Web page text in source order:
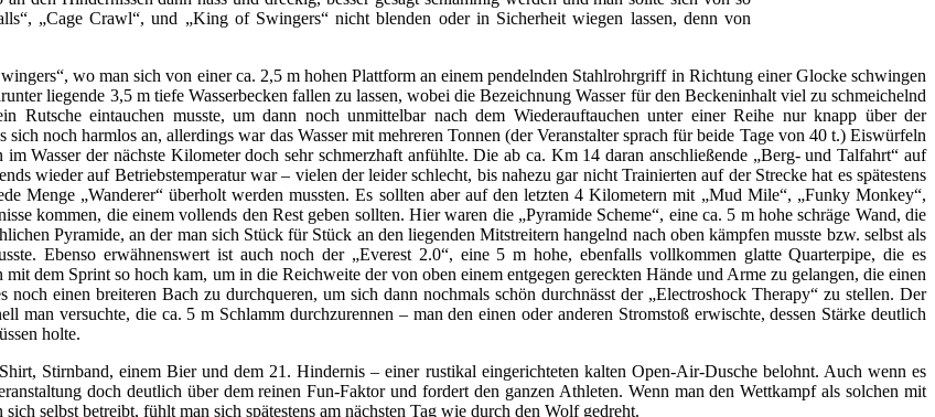
„Cage Crawl“, und „King of Swingers“ nicht blenden oder in Sicherheit wiegen lassen, denn von
wo man sich von einer ca. 2,5 m hohen Plattform an einem pendelnden Stahlrohrgriff in Richtung einer Glocke schwingen
liegende 3,5 m tiefe Wasserbecken fallen zu lassen, wobei die Bezeichnung Wasser für den Beckeninhalt viel zu schmeichelnd
Rutsche eintauchen musste, um dann noch unmittelbar nach dem Wiederauftauchen unter einer Reihe nur knapp über der
noch harmlos an, allerdings war das Wasser mit mehreren Tonnen (der Veranstalter sprach für beide Tage von 40 t.) Eiswürfeln
Wasser der nächste Kilometer doch sehr schmerzhaft anfühlte. Die ab ca. Km 14 daran anschließende „Berg- und Talfahrt“ auf
wieder auf Betriebstemperatur war – vielen der leider schlecht, bis nahezu gar nicht Trainierten auf der Strecke hat es spätestens
Menge „Wanderer“ überholt werden mussten. Es sollten aber auf den letzten 4 Kilometern mit „Mud Mile“, „Funky Monkey“,
kommen, die einem vollends den Rest geben sollten. Hier waren die „Pyramide Scheme“, eine ca. 5 m hohe schräge Wand, die
Pyramide, an der man sich Stück für Stück an den liegenden Mitstreitern hangelnd nach oben kämpfen musste bzw. selbst als
Ebenso erwähnenswert ist auch noch der „Everest 2.0“, eine 5 m hohe, ebenfalls vollkommen glatte Quarterpipe, die es
dem Sprint so hoch kam, um in die Reichweite der von oben einem entgegen gereckten Hände und Arme zu gelangen, die einen
einen breiteren Bach zu durchqueren, um sich dann nochmals schön durchnässt der „Electroshock Therapy“ zu stellen. Der
man versuchte, die ca. 5 m Schlamm durchzurennen – man den einen oder anderen Stromstoß erwischte, dessen Stärke deutlich
holte.
Stirnband, einem Bier und dem 21. Hindernis – einer rustikal eingerichteten kalten Open-Air-Dusche belohnt. Auch wenn es
doch deutlich über dem reinen Fun-Faktor und fordert den ganzen Athleten. Wenn man den Wettkampf als solchen mit
selbst betreibt, fühlt man sich spätestens am nächsten Tag wie durch den Wolf gedreht.